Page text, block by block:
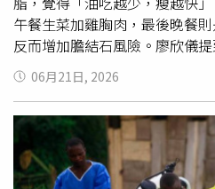
2.9兆元），且每年仍以15%至
各國積極爭取的新興產業。近
律賓近年也積極打造醫療旅遊
療技術及政府政策吸引更多海
醫療中心（St. Luke's Medical
（Dennis Serrano）表示，要
醫療技術，更重要的是改變國
相信這是一個安全、現代且容易
午餐生菜加雞胸肉，最後晚餐
反而增加膽結石風險。廖欣儀
速減重，3個月瘦了13.5公斤，
脂攝取非常少，某一次劇烈腹
4顆膽結石，最後竟嚴重到需要
出問題所在，「膽囊
需要油脂
不吃油，膽汁容易滯留、濃縮
欣儀提醒不是只有吃太油會得
06月21日, 2026